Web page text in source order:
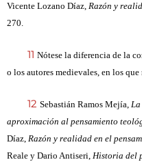
Vicente Lozano Díaz, Razón y
270.
11 Nótese la diferencia de la
o los autores medievales, en los
12 Sebastián Ramos Mejía, La
aproximación al pensamiento
Díaz, Razón y realidad en el
Reale y Dario Antiseri, Historia del